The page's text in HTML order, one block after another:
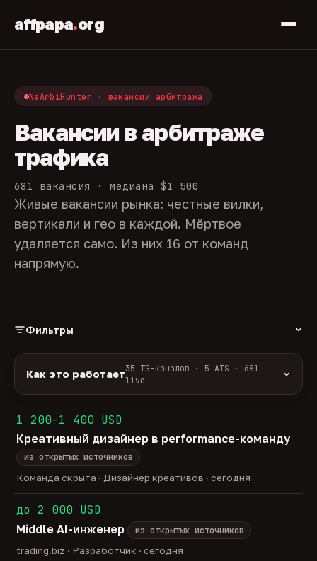
affpapa.org
NeArbiHunter · вакансии арбитража
Вакансии в арбитраже
трафика
681 вакансия · медиана $1 500
Живые вакансии рынка: честные вилки,
вертикали и гео в каждой. Мёртвое
удаляется само. Из них 16 от команд
напрямую.
Фильтры
удалённо 586 гибрид
ГРЕЙД
junior43 middle275
head 23
только с зарплатой
Как это работает35 TG-каналов · 5 ATS · 681
live
ArbiHunter, Партнёркин и ATS-площадки
(Greenhouse, Himalayas и другие).
Разбор:нейронка разбирает сырец каждые 30
минут — роль, вертикаль, формат, вилка, грейд.
Скам-фильтр:
без предоплат и взносов, без
обещаний гарантированного дохода, без увода в
Свежесть:протухшее удаляется автоматически
через 30 дней.
35TG-каналов ·5ATS-площадок ·
1 200–1 400 USD
Креативный дизайнер в performance-команду
из открытых источников
Команда скрыта · Дизайнер креативов · сегодня
до 2 000 USD
Middle AI-инженер
из открытых источников
trading.biz · Разработчик · сегодня